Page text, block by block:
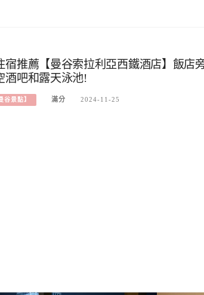
宿推薦【曼谷索拉利亞西鐵酒店】飯店
酒吧和露天泳池!
谷景點】 滿分 2024-11-25